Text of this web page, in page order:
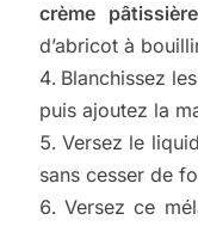
crème
d’abricot à
Blanchissez
puis ajoutez la
Versez le
sans cesser de
Versez ce